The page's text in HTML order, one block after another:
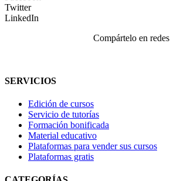
Twitter
LinkedIn
Compártelo en redes
SERVICIOS
Edición de cursos
Servicio de tutorías
Formación bonificada
Material educativo
Plataformas para vender sus cursos
Plataformas gratis